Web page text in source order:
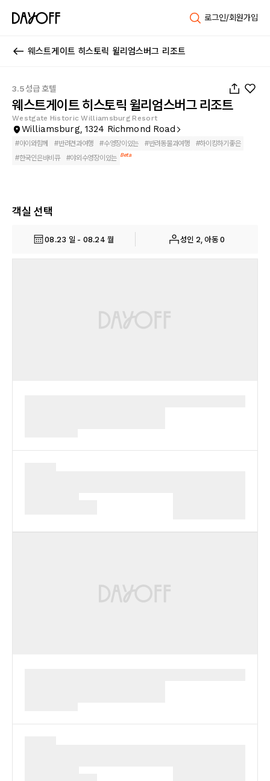
로그인/회원가입
웨스트게이트 히스토릭 윌리엄스버그 리조트
3.5성급 호텔
웨스트게이트 히스토릭 윌리엄스버그 리조트
Westgate Historic Williamsburg Resort
Williamsburg, 1324 Richmond Road
#아이와함께 #반려견과여행 #수영장이있는 #반려동물과여행 #하이킹하기좋은
#한국인은바비큐 #야외수영장이있는 Beta
객실 선택
08.23 일 - 08.24 월 성인 2, 아동 0